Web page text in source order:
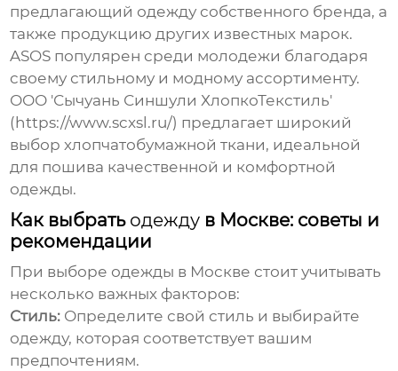
предлагающий одежду собственного бренда, а
также продукцию других известных марок.
ASOS популярен среди молодежи благодаря
своему стильному и модному ассортименту.
ООО 'Сычуань Синшули ХлопкоТекстиль'
( https://www.scxsl.ru/) предлагает широкий
выбор хлопчатобумажной ткани, идеальной
для пошива качественной и комфортной
одежды.
Как выбрать одежду в Москве: советы и
рекомендации
При выборе одежды в Москве стоит учитывать
несколько важных факторов:
Стиль: Определите свой стиль и выбирайте
одежду, которая соответствует вашим
предпочтениям.